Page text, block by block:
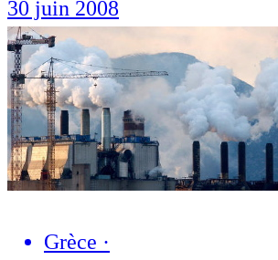
30 juin 2008
Grèce ·